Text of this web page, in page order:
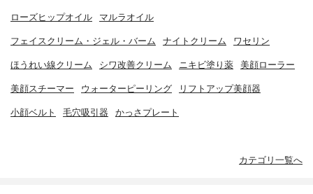
ローズヒップオイル マルラオイル
フェイスクリーム・ジェル・バーム ナイトクリーム ワセリン
ほうれい線クリーム シワ改善クリーム ニキビ塗り薬 美顔ローラー
美顔スチーマー ウォーターピーリング リフトアップ美顔器
小顔ベルト 毛穴吸引器 かっさプレート
カテゴリ一覧へ